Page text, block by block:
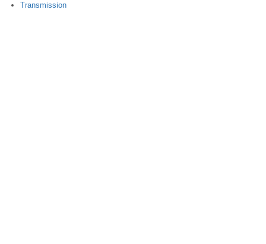
Transmission